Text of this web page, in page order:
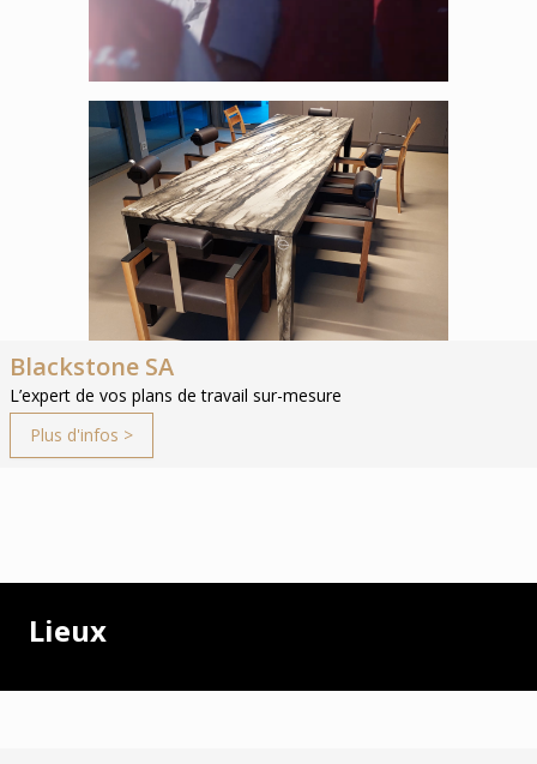
Blackstone SA
L’expert de vos plans de travail sur-mesure
Plus d'infos >
Lieux